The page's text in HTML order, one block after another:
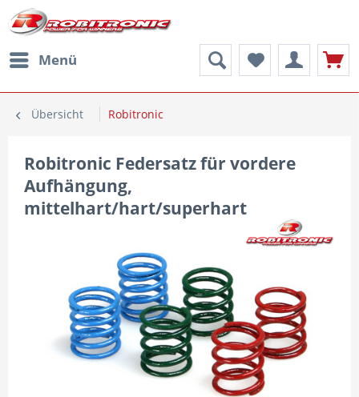
Menü
Übersicht Robitronic
Robitronic Federsatz für vordere
Aufhängung,
mittelhart/hart/superhart